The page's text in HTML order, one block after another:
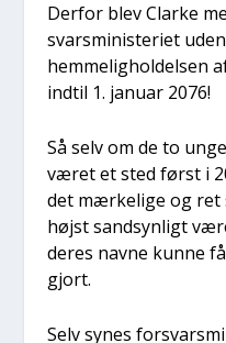
Der­for blev Clar­ke
svars­mi­ni­ste­ri­et
hem­me­lig­hol­del­sen
ind­til 1. janu­ar 2076!
Så selv om de to
været et sted først i
det mær­ke­li­ge og ret
højst sand­syn­ligt
deres nav­ne kun­ne
gjort.
Selv synes